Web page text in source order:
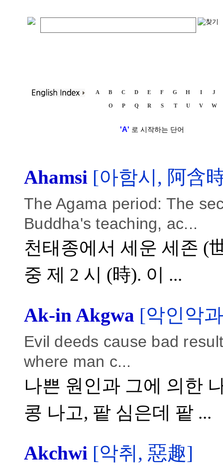
A B C D E F G H I J
O P Q R S T U V W
'A' 로 시작하는 단어
Ahamsi [아함시, 阿含
The Agama period: The
Buddha's teaching, ac...
천태종에서 세운 세존 (
중 제 2 시 (時). 이 ...
Ak-in Akgwa [악인악
Evil deeds cause bad
where man c...
나쁜 원인과 그에 의한
콩 나고, 팥 심은데 팥 ...
Akchwi [악취, 惡趣]